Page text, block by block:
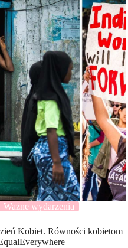
Ważne wydarzenia
Kobiet. Równości kobietom